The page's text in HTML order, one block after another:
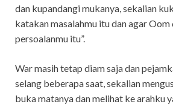
dan kupandangi mukanya, sekalian
katakan masalahmu itu dan agar
persoalanmu itu”.
War masih tetap diam saja dan
selang beberapa saat, sekalian
buka matanya dan melihat ke arahku